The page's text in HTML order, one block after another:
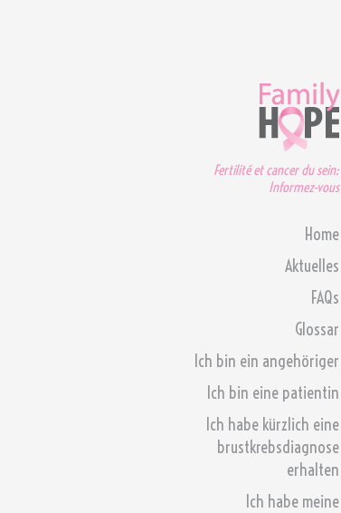
Fertilité et cancer du sein:
Informez-vous
Home
Aktuelles
FAQs
Glossar
Ich bin ein angehöriger
Ich bin eine patientin
Ich habe kürzlich eine
brustkrebsdiagnose
erhalten
Ich habe meine